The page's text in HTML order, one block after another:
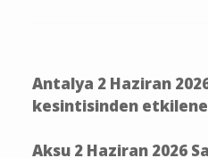
Antalya 2 Haziran
kesintisinden
Aksu 2 Haziran 2026